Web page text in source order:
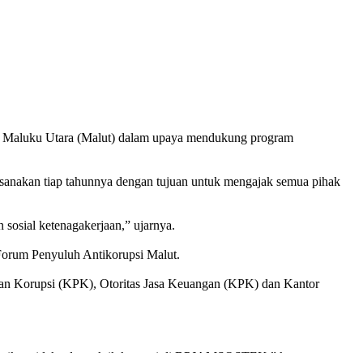
Utara (Malut) dalam upaya mendukung program
tiap tahunnya dengan tujuan untuk mengajak semua pihak
ketenagakerjaan,” ujarnya.
Penyuluh Antikorupsi Malut.
Korupsi (KPK), Otoritas Jasa Keuangan (KPK) dan Kantor